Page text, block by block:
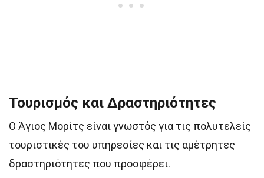
Τουρισμός και Δραστηριότητες
Ο Άγιος Μορίτς είναι γνωστός για τις πολυτελείς
τουριστικές του υπηρεσίες και τις αμέτρητες
δραστηριότητες που προσφέρει.